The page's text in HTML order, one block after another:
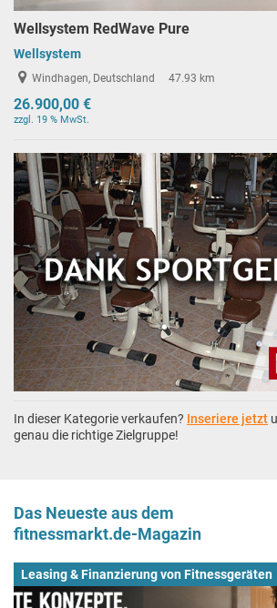
Wellsystem RedWave Pure
Wellsystem
Windhagen, Deutschland 47.93 km
26.900,00 €
zzgl. 19 % MwSt.
In dieser Kategorie verkaufen? Inseriere jetzt
genau die richtige Zielgruppe!
Das Neueste aus dem
fitnessmarkt.de-Magazin
Leasing & Finanzierung von Fitnessgeräten